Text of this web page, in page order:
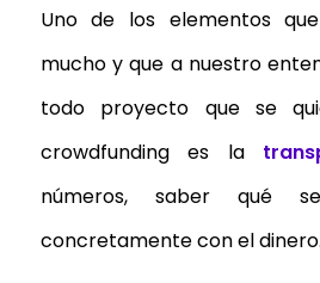
Uno de los elementos
mucho y que a nuestro
todo proyecto que se
crowdfunding es la
números, saber qué
concretamente con el dinero.